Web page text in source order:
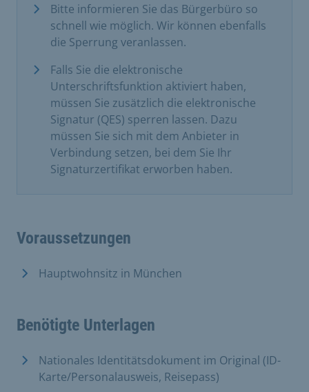
Bitte informieren Sie das Bürgerbüro so
schnell wie möglich. Wir können ebenfalls
die Sperrung veranlassen.
Falls Sie die elektronische
Unterschriftsfunktion aktiviert haben,
müssen Sie zusätzlich die elektronische
Signatur (QES) sperren lassen. Dazu
müssen Sie sich mit dem Anbieter in
Verbindung setzen, bei dem Sie Ihr
Signaturzertifikat erworben haben.
Voraussetzungen
Hauptwohnsitz in München
Benötigte Unterlagen
Nationales Identitätsdokument im Original (ID-
Karte/Personalausweis, Reisepass)